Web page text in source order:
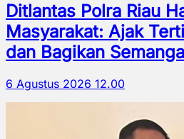
Ditlantas Polra Riau
Masyarakat: Ajak
dan Bagikan
6 Agustus 2026 12.00